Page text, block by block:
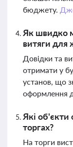
бюджету.
Як швидко
витяги для
Довідки та
отримати у
установ, що
оформлення
Які об'єкти
торгах?
На торги